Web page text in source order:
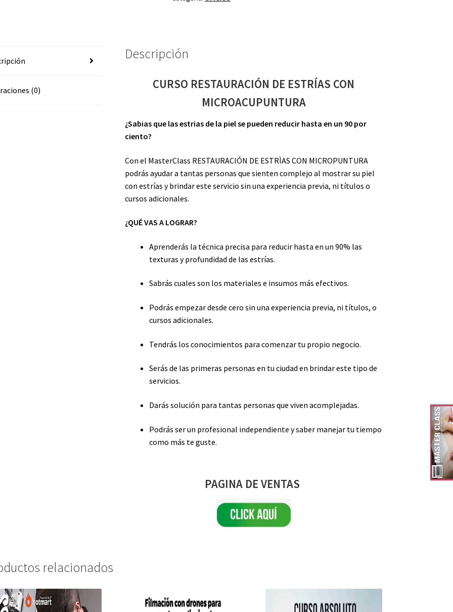
(0)
Descripción
CURSO RESTAURACIÓN DE ESTRÍAS CON
MICROACUPUNTURA
¿Sabias que las estrias de la piel se pueden reducir hasta en un 90 por
ciento?
Con el MasterClass RESTAURACIÓN DE ESTRÌAS CON MICROPUNTURA
podrás ayudar a tantas personas que sienten complejo al mostrar su piel
con estrías y brindar este servicio sin una experiencia previa, ni títulos o
cursos adicionales.
¿QUÉ VAS A LOGRAR?
Aprenderás la técnica precisa para reducir hasta en un 90% las
texturas y profundidad de las estrías.
Sabrás cuales son los materiales e insumos más efectivos.
Podrás empezar desde cero sin una experiencia previa, ni títulos, o
cursos adicionales.
Tendrás los conocimientos para comenzar tu propio negocio.
Serás de las primeras personas en tu ciudad en brindar este tipo de
servicios.
Darás solución para tantas personas que viven acomplejadas.
Podrás ser un profesional independiente y saber manejar tu tiempo
como más te guste.
PAGINA DE VENTAS
relacionados